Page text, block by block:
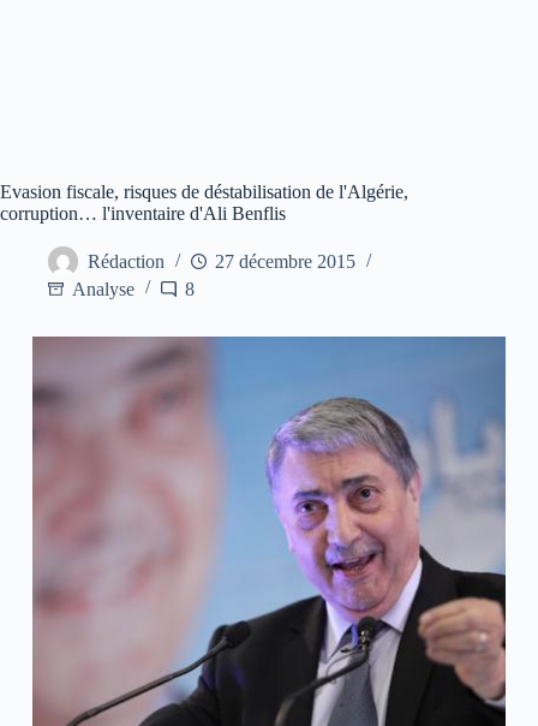
Evasion fiscale, risques de déstabilisation de l'Algérie,
corruption… l'inventaire d'Ali Benflis
Rédaction
27 décembre 2015
Analyse
8